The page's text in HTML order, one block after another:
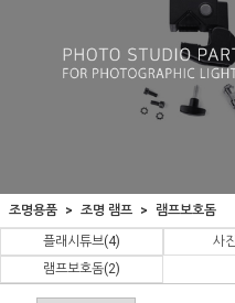
조명용품 조명 램프
램프보호돔
플래시튜브(4) 사
램프보호돔(2)